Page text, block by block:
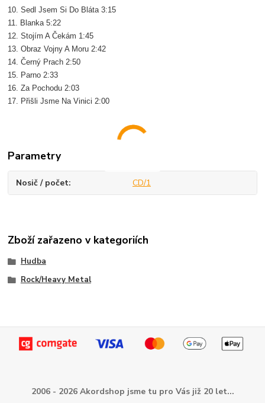
10. Sedl Jsem Si Do Bláta 3:15
11. Blanka 5:22
12. Stojím A Čekám 1:45
13. Obraz Vojny A Moru 2:42
14. Černý Prach 2:50
15. Parno 2:33
16. Za Pochodu 2:03
17. Přišli Jsme Na Vinici 2:00
Parametry
Nosič / počet CD/1
Zboží zařazeno v kategoriích
Hudba
Rock/Heavy Metal
2006 - 2026 Akordshop jsme tu pro Vás již 20 let...